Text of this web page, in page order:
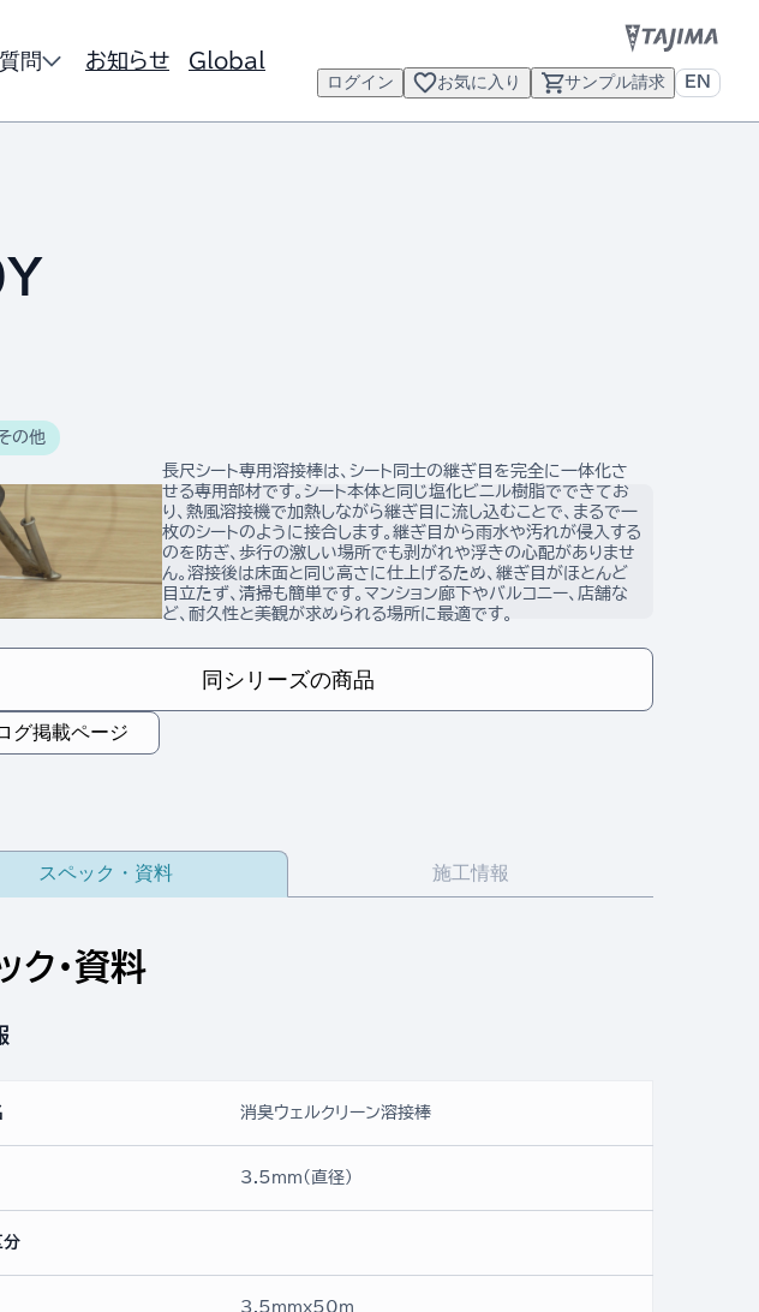
問 お知らせ Global
ログイン お気に入り サンプル請求 EN
の他
長尺シート専用溶接棒は、シート同士の継ぎ目を完全に一体化さ
せる専用部材です。シート本体と同じ塩化ビニル樹脂でできてお
り、熱風溶接機で加熱しながら継ぎ目に流し込むことで、まるで一
枚のシートのように接合します。継ぎ目から雨水や汚れが侵入する
のを防ぎ、歩行の激しい場所でも剥がれや浮きの心配がありませ
ん。溶接後は床面と同じ高さに仕上げるため、継ぎ目がほとんど
目立たず、清掃も簡単です。マンション廊下やバルコニー、店舗な
ど、耐久性と美観が求められる場所に最適です。
同シリーズの商品
グ掲載ページ
スペック・資料 施工情報
ク・資料
消臭ウェルクリーン溶接棒
3.5mm(直径)
分
3.5mmx50ｍ